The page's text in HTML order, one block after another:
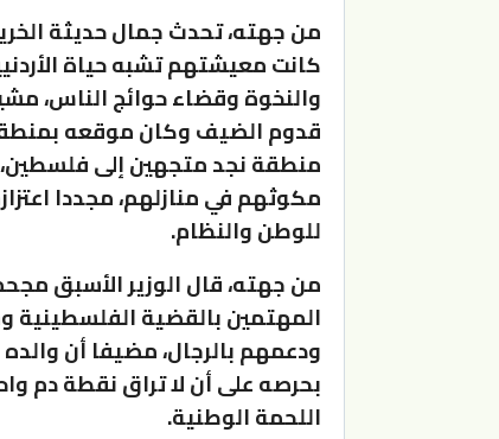
من جهته، تحدث جمال حديثة
كانت معيشتهم تشبه حياة
والنخوة وقضاء حوائج الناس،
قدوم الضيف وكان موقعه
منطقة نجد متجهين إلى
مكوثهم في منازلهم، مجددا
للوطن والنظام.
من جهته، قال الوزير الأسبق
المهتمين بالقضية الفلسطينية
ودعمهم بالرجال، مضيفا أن
بحرصه على أن لا تراق نقطة دم
اللحمة الوطنية.